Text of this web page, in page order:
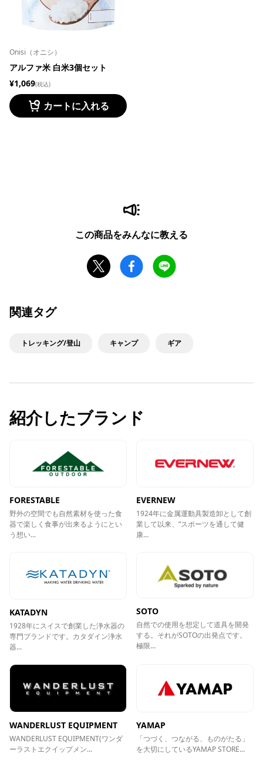
Onisi（オニシ）
アルファ米 白米3個セット
¥1,069(税込)
カートに入れる
この商品をみんなに教える
関連タグ
トレッキング/登山 キャンプ ギア
紹介したブランド
FORESTABLE
野外の空間でも自然素材を使った食
器で楽しく食事が出来るようにとい
う想い...
EVERNEW
1924年に金属運動具製造卸として創
業して以来、“スポーツを通して健
康...
KATADYN
1928年にスイスで創業した浄水器の
専門ブランドです。カタダイン浄水
器...
SOTO
自然での使用を想定して道具を開発
する。それがSOTOの出発点です。
極限...
WANDERLUST EQUIPMENT
WANDERLUST EQUIPMENT(ワンダ
ーラストエクイップメン...
YAMAP
「つづく、つながる、ものがたる」
を大切にしているYAMAP STORE...